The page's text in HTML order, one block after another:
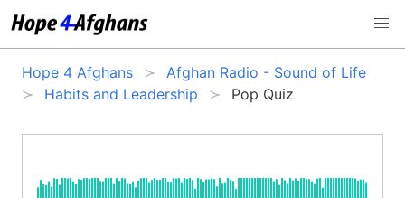
Hope 4 Afghans
Afghan Radio - Sound of Life
Habits and Leadership
Pop Quiz